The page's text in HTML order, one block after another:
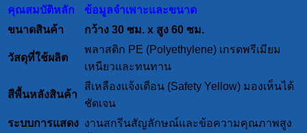
คุณสมบัติหลัก
ข้อมูลจำเพาะและขนาด
ขนาดสินค้า
กว้าง 30 ซม. x สูง 60 ซม.
วัสดุที่ใช้ผลิต
พลาสติก PE (Polyethylene) เกรดพรีเมียม
เหนียวและทนทาน
สีพื้นหลังสินค้า
สีเหลืองแจ้งเตือน (Safety Yellow) มองเห็นได้
ชัดเจน
ระบบการแสดง งานสกรีนสัญลักษณ์และข้อความคุณภาพสูง